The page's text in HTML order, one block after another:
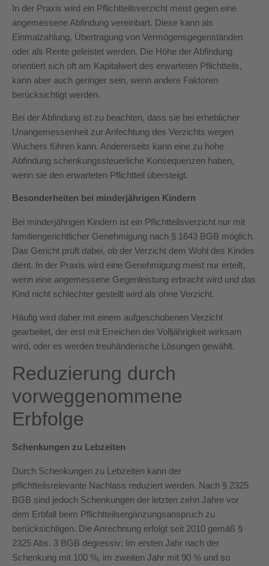
In der Praxis wird ein Pflichtteilsverzicht meist gegen eine
angemessene Abfindung vereinbart. Diese kann als
Einmalzahlung, Übertragung von Vermögensgegenständen
oder als Rente geleistet werden. Die Höhe der Abfindung
orientiert sich oft am Kapitalwert des erwarteten Pflichtteils,
kann aber auch geringer sein, wenn andere Faktoren
berücksichtigt werden.
Bei der Abfindung ist zu beachten, dass sie bei erheblicher
Unangemessenheit zur Anfechtung des Verzichts wegen
Wuchers führen kann. Andererseits kann eine zu hohe
Abfindung schenkungssteuerliche Konsequenzen haben,
wenn sie den erwarteten Pflichtteil übersteigt.
Besonderheiten bei minderjährigen Kindern
Bei minderjährigen Kindern ist ein Pflichtteilsverzicht nur mit
familiengerichtlicher Genehmigung nach § 1643 BGB möglich.
Das Gericht prüft dabei, ob der Verzicht dem Wohl des Kindes
dient. In der Praxis wird eine Genehmigung meist nur erteilt,
wenn eine angemessene Gegenleistung erbracht wird und das
Kind nicht schlechter gestellt wird als ohne Verzicht.
Häufig wird daher mit einem aufgeschobenen Verzicht
gearbeitet, der erst mit Erreichen der Volljährigkeit wirksam
wird, oder es werden treuhänderische Lösungen gewählt.
Reduzierung durch
vorweggenommene
Erbfolge
Schenkungen zu Lebzeiten
Durch Schenkungen zu Lebzeiten kann der
pflichtteilsrelevante Nachlass reduziert werden. Nach § 2325
BGB sind jedoch Schenkungen der letzten zehn Jahre vor
dem Erbfall beim Pflichtteilsergänzungsanspruch zu
berücksichtigen. Die Anrechnung erfolgt seit 2010 gemäß §
2325 Abs. 3 BGB degressiv: Im ersten Jahr nach der
Schenkung mit 100 %, im zweiten Jahr mit 90 % und so